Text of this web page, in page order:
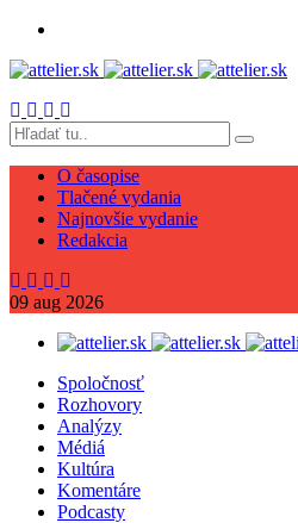
O časopise
Tlačené vydania
Najnovšie vydanie
Redakcia
09 aug 2026
Spoločnosť
Rozhovory
Analýzy
Médiá
Kultúra
Komentáre
Podcasty